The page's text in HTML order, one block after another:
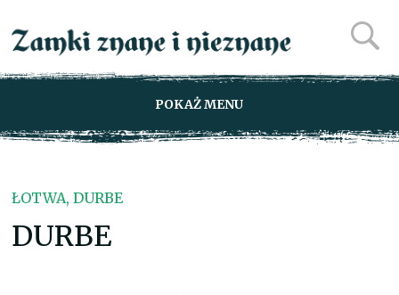
POKAŻ MENU
ŁOTWA, DURBE
DURBE